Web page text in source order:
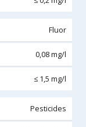
Fluor
0,08 mg/l
≤ 1,5 mg/l
Pesticides